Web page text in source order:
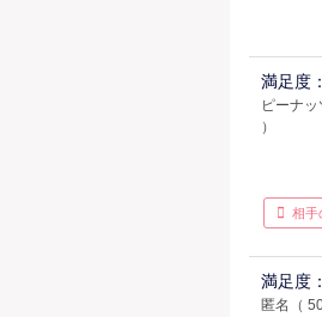
満足度：
ピーナ
）
相手
満足度：
匿名（